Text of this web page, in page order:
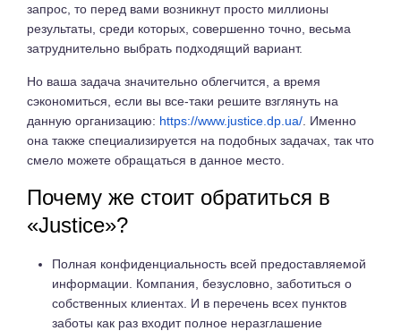
запрос, то перед вами возникнут просто миллионы
результаты, среди которых, совершенно точно, весьма
затруднительно выбрать подходящий вариант.
Но ваша задача значительно облегчится, а время
сэкономиться, если вы все-таки решите взглянуть на
данную организацию: https://www.justice.dp.ua/ . Именно
она также специализируется на подобных задачах, так что
смело можете обращаться в данное место.
Почему же стоит обратиться в
«Justice»?
Полная конфиденциальность всей предоставляемой
информации. Компания, безусловно, заботиться о
собственных клиентах. И в перечень всех пунктов
заботы как раз входит полное неразглашение